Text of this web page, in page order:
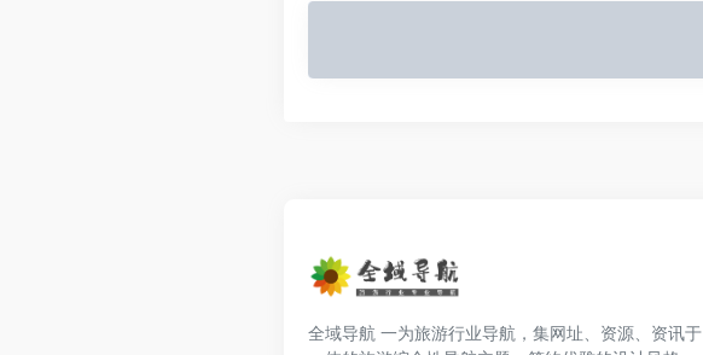
全域导航 一为旅游行业导航，集网址、资源、资讯于